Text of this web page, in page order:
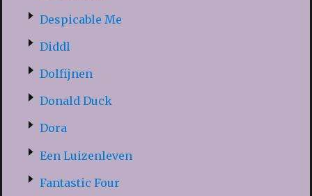
Despicable Me
Diddl
Dolfijnen
Donald Duck
Dora
Een Luizenleven
Fantastic Four